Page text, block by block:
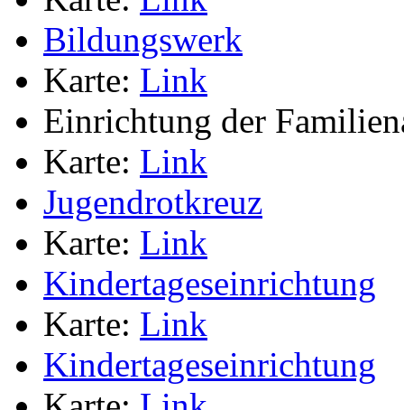
Bildungswerk
Karte: Link
Einrichtung der
Karte: Link
Jugendrotkreuz
Karte: Link
Kindertageseinrichtung
Karte: Link
Kindertageseinrichtung